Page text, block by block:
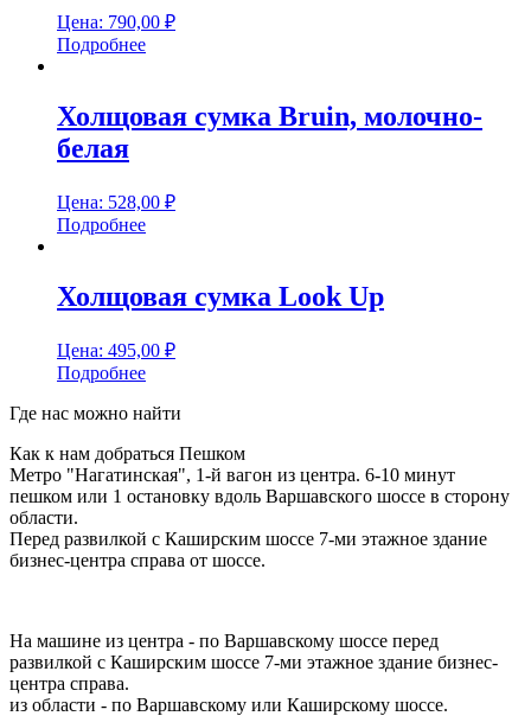
Цена: 790,00 ₽
Подробнее
Холщовая сумка Bruin, молочно-
белая
Цена: 528,00 ₽
Подробнее
Холщовая сумка Look Up
Цена: 495,00 ₽
Подробнее
Где нас можно найти
Как к нам добраться Пешком
Метро "Нагатинская", 1-й вагон из центра. 6-10 минут
пешком или 1 остановку вдоль Варшавского шоссе в сторону
области.
Перед развилкой с Каширским шоссе 7-ми этажное здание
бизнес-центра справа от шоссе.
На машине из центра - по Варшавскому шоссе перед
развилкой с Каширским шоссе 7-ми этажное здание бизнес-
центра справа.
из области - по Варшавскому или Каширскому шоссе.